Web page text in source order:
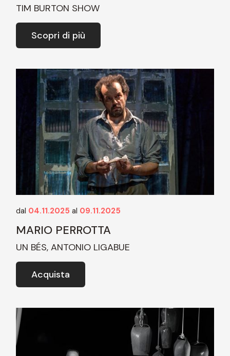
TIM BURTON SHOW
Scopri di più
dal 04.11.2025 al 09.11.2025
MARIO PERROTTA
UN BÉS, ANTONIO LIGABUE
Acquista